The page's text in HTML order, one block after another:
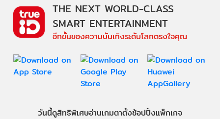
THE NEXT WORLD-CLASS
SMART ENTERTAINMENT
อีกขั้นของความบันเทิงระดับโลกตรงใจคุณ
วันนี้ดูสิทธิพิเศษอ่านเกมตาตั้งช้อปปิ้งแพ็กเกจ